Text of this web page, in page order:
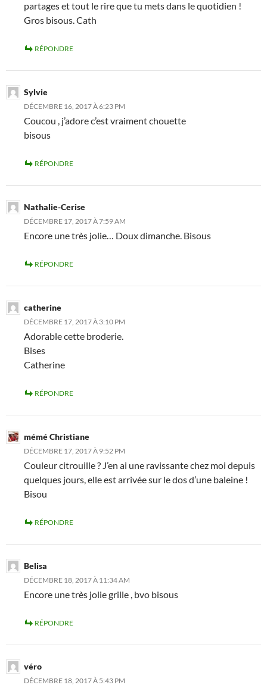
partages et tout le rire que tu mets dans le quotidien !
Gros bisous. Cath
RÉPONDRE
Sylvie
DÉCEMBRE 16, 2017 À 6:23 PM
Coucou , j’adore c’est vraiment chouette
bisous
RÉPONDRE
Nathalie-Cerise
DÉCEMBRE 17, 2017 À 7:59 AM
Encore une très jolie… Doux dimanche. Bisous
RÉPONDRE
catherine
DÉCEMBRE 17, 2017 À 3:10 PM
Adorable cette broderie.
Bises
Catherine
RÉPONDRE
mémé Christiane
DÉCEMBRE 17, 2017 À 9:52 PM
Couleur citrouille ? J’en ai une ravissante chez moi depuis
quelques jours, elle est arrivée sur le dos d’une baleine !
Bisou
RÉPONDRE
Belisa
DÉCEMBRE 18, 2017 À 11:34 AM
Encore une très jolie grille , bvo bisous
RÉPONDRE
véro
DÉCEMBRE 18, 2017 À 5:43 PM